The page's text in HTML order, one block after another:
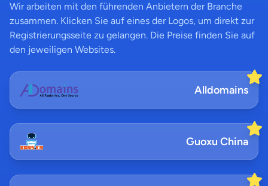
Wir arbeiten mit den führenden Anbietern der Branche
zusammen. Klicken Sie auf eines der Logos, um direkt zur
Registrierungsseite zu gelangen. Die Preise finden Sie auf
den jeweiligen Websites.
Alldomains
Guoxu China